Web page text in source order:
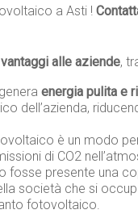
a Asti !
alle aziende,
energia pulita e
dell’azienda,
è un modo
di CO2
fosse presente una
società che si
fotovoltaico.